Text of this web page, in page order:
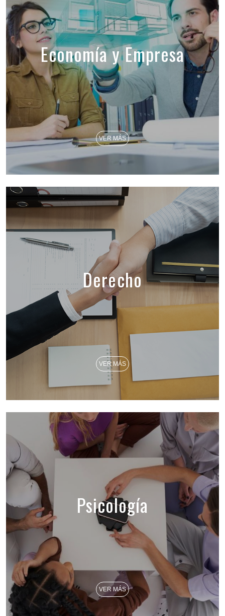
Economía y Empresa
VER MÁS
Derecho
VER MÁS
Psicología
VER MÁS